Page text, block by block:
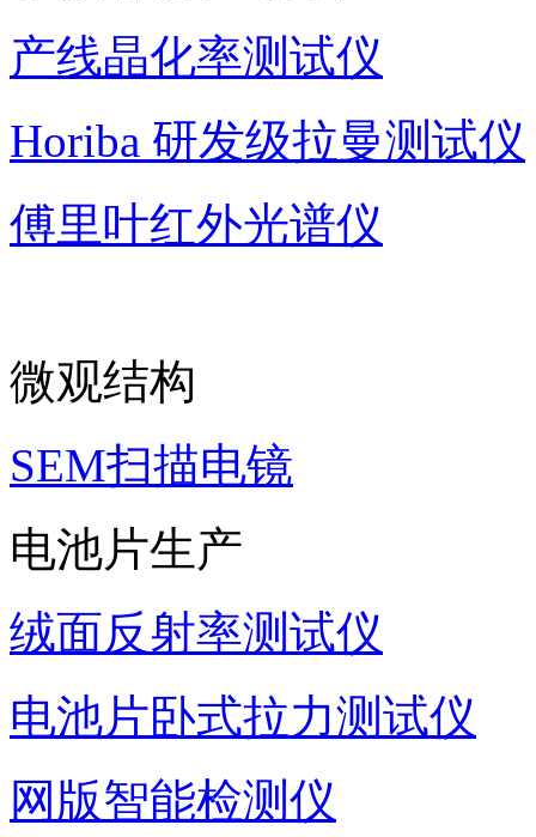
产线晶化率测试仪
Horiba 研发级拉曼测试仪
傅里叶红外光谱仪
微观结构
SEM扫描电镜
电池片生产
绒面反射率测试仪
电池片卧式拉力测试仪
网版智能检测仪